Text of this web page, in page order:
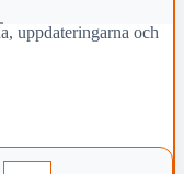
uppdateringarna och